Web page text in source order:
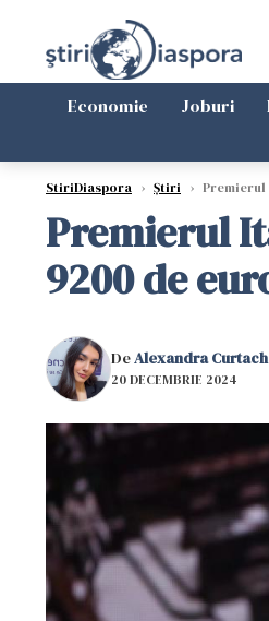
Economie Joburi
StiriDiaspora › Știri ›
Premierul
9200 de
DeAlexandra
20 DECEMBRIE 2024